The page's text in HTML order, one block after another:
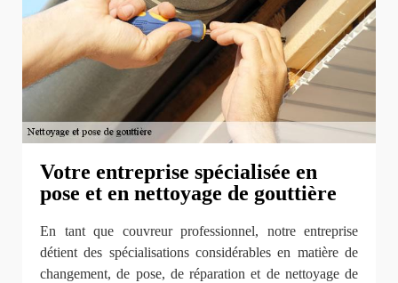
Votre entreprise spécialisée en
pose et en nettoyage de gouttière
En tant que couvreur professionnel, notre entreprise
détient des spécialisations considérables en matière de
changement, de pose, de réparation et de nettoyage de